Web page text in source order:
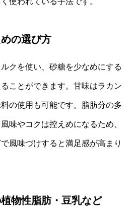
の選び方
クを使い、砂糖を少なめにする
ことができます。甘味はラカン
の使用も可能です。脂肪分の多
味やコクは控えめになるため、
風味づけすると満足感が高まり
物性脂肪・豆乳など